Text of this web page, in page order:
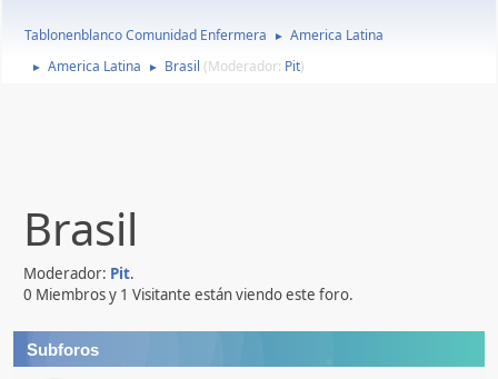
Tablonenblanco Comunidad Enfermera ► America Latina
► America Latina ► Brasil (Moderador: Pit)
Brasil
Moderador: Pit.
0 Miembros y 1 Visitante están viendo este foro.
Subforos